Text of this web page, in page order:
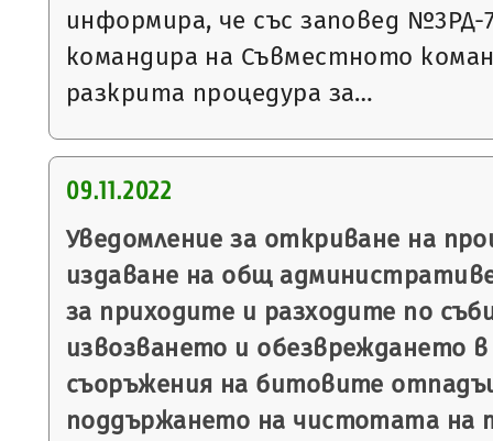
информира, че със заповед №3РД-
командира на Съвместното
разкрита процедура за…
09.11.2022
Уведомление за откриване на
издаване на общ
за приходите и разходите по
извозването и обезвреждането в
съоръжения на битовите
поддържането на чистотата на